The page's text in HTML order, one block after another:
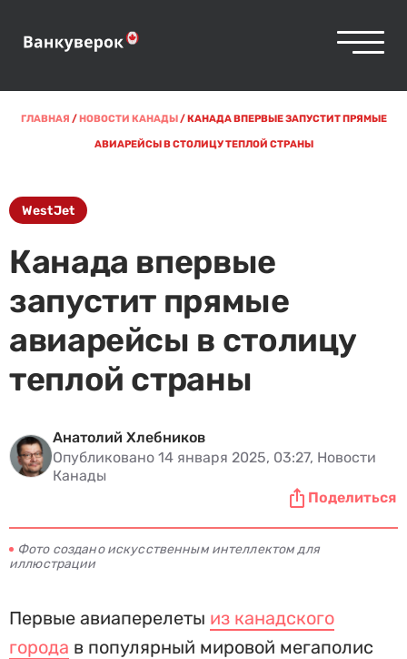
ГЛАВНАЯ /НОВОСТИ КАНАДЫ/КАНАДА ВПЕРВЫЕ ЗАПУСТИТ ПРЯМЫЕ
АВИАРЕЙСЫ В СТОЛИЦУ ТЕПЛОЙ СТРАНЫ
WestJet
Канада впервые
запустит прямые
авиарейсы в столицу
теплой страны
Анатолий Хлебников
Опубликовано 14 января 2025, 03:27, Новости
Канады
Поделиться
Фото создано искусственным интеллектом для
иллюстрации
Первые авиаперелеты из канадского
города в популярный мировой мегаполис